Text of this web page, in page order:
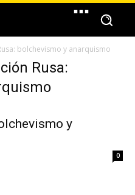
bolchevismo y anarquismo
Rusa:
y
0